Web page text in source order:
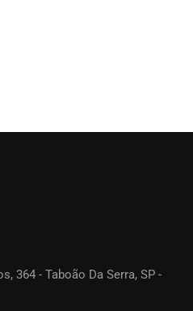
364 - Taboão Da Serra, SP -